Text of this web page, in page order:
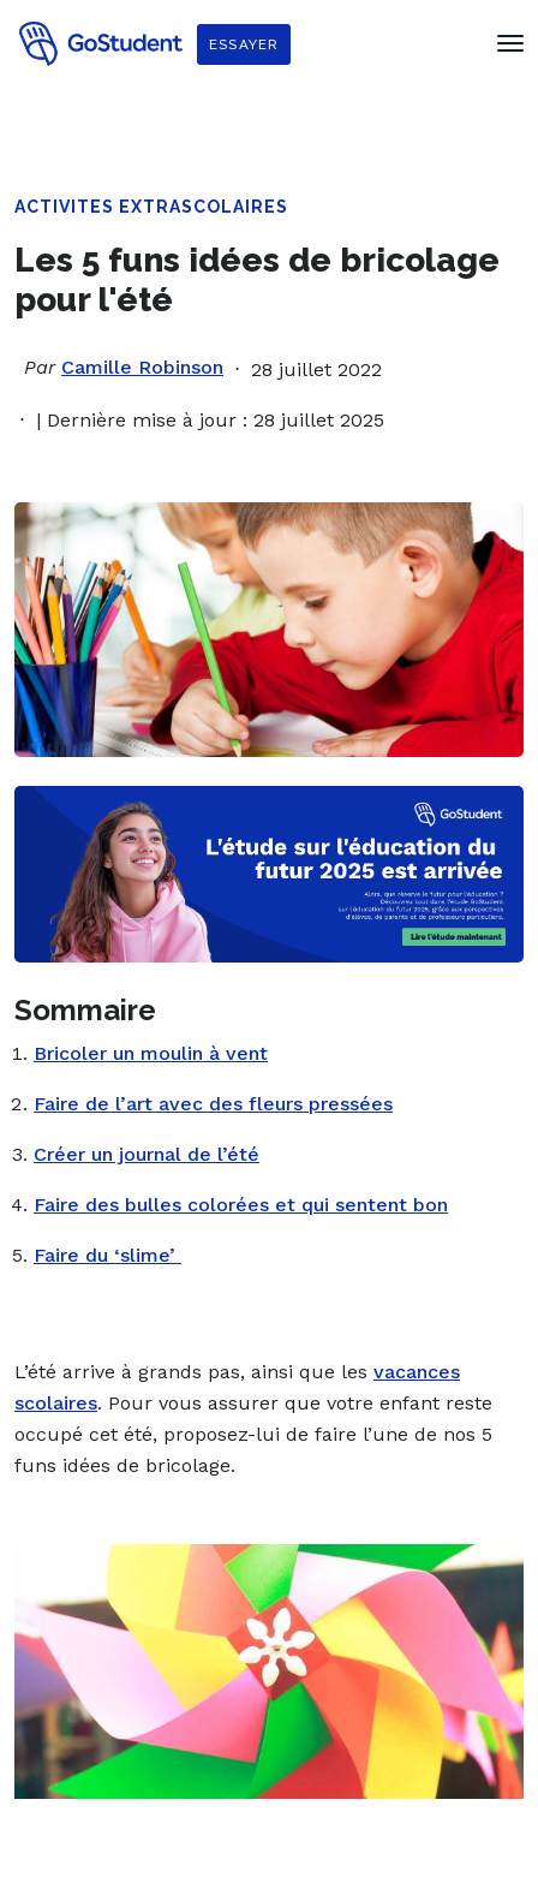
ESSAYER
ACTIVITES EXTRASCOLAIRES
Les 5 funs idées de bricolage
pour l'été
Par Camille Robinson 28 juillet 2022
| Dernière mise à jour : 28 juillet 2025
Sommaire
Bricoler un moulin à vent
Faire de l’art avec des fleurs pressées
Créer un journal de l’été
Faire des bulles colorées et qui sentent bon
Faire du ‘slime’
L’été arrive à grands pas, ainsi que les vacances
scolaires. Pour vous assurer que votre enfant reste
occupé cet été, proposez-lui de faire l’une de nos 5
funs idées de bricolage.